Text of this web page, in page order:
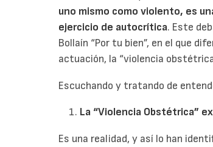
uno mismo como violento, es
ejercicio de autocrítica. Este
Bollaín “Por tu bien”, en el que
actuación, la “violencia
Escuchando y tratando de
La “Violencia Obstétrica”
Es una realidad, y así lo han